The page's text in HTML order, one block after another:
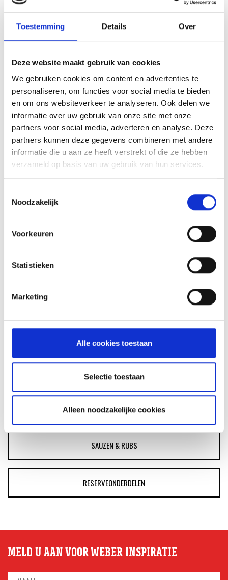
Toestemming Details Over
Deze website maakt gebruik van cookies
We gebruiken cookies om content en advertenties te
personaliseren, om functies voor social media te bieden
en om ons websiteverkeer te analyseren. Ook delen we
informatie over uw gebruik van onze site met onze
partners voor social media, adverteren en analyse. Deze
partners kunnen deze gegevens combineren met andere
informatie die u aan ze heeft verstrekt of die ze hebben
verzameld op basis van uw gebruik van hun services.
Noodzakelijk
Voorkeuren
Statistieken
Marketing
Alle cookies toestaan
Selectie toestaan
Alleen noodzakelijke cookies
SEARWOOD
RECEPT
ASSORTIMENT
ACCESSOIRES
SAUZEN & RUBS
RESERVEONDERDELEN
MELD U AAN VOOR WEBER INSPIRATIE